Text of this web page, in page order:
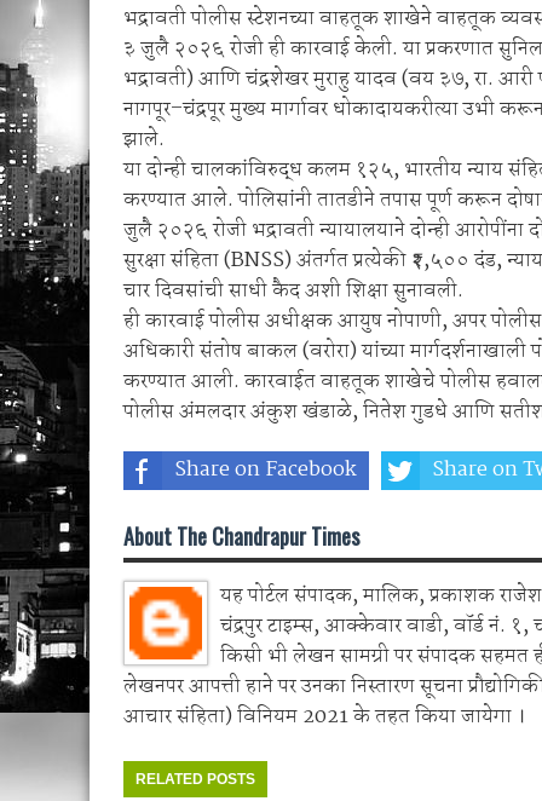
भद्रावती पोलीस स्टेशनच्या वाहतूक शाखेने वाहतूक
३ जुलै २०२६ रोजी ही कारवाई केली. या प्रकरणात
भद्रावती) आणि चंद्रशेखर मुराहु यादव (वय ३७, रा. आरी
नागपूर–चंद्रपूर मुख्य मार्गावर धोकादायकरीत्या उभी
झाले.
या दोन्ही चालकांविरुद्ध कलम १२५, भारतीय न्याय
करण्यात आले. पोलिसांनी तातडीने तपास पूर्ण करून
जुलै २०२६ रोजी भद्रावती न्यायालयाने दोन्ही
सुरक्षा संहिता (BNSS) अंतर्गत प्रत्येकी ₹२,५०० दंड,
चार दिवसांची साधी कैद अशी शिक्षा सुनावली.
ही कारवाई पोलीस अधीक्षक आयुष नोपाणी, अपर
अधिकारी संतोष बाकल (वरोरा) यांच्या मार्गदर्शनाखाली
करण्यात आली. कारवाईत वाहतूक शाखेचे पोलीस
पोलीस अंमलदार अंकुश खंडाळे, नितेश गुडधे आणि सतीश
Share on Facebook
Share on
About The Chandrapur Times
यह पोर्टल संपादक, मालिक, प्रकाशक राजेश
चंद्रपुर टाइम्स, आक्केवार वाडी, वॉर्ड नं. १,
किसी भी लेखन सामग्री पर संपादक सहमत
लेखनपर आपत्ती हाने पर उनका निस्तारण सूचना
आचार संहिता) विनियम 2021 के तहत किया जायेगा ।
RELATED POSTS